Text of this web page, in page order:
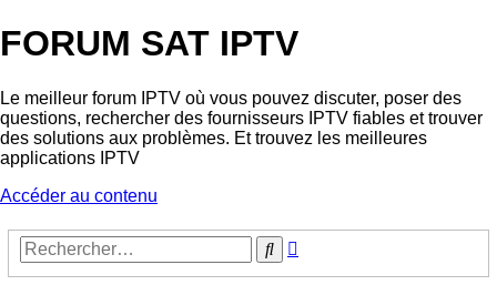
FORUM SAT IPTV
Le meilleur forum IPTV où vous pouvez discuter, poser des
questions, rechercher des fournisseurs IPTV fiables et trouver
des solutions aux problèmes. Et trouvez les meilleures
applications IPTV
Accéder au contenu
Rechercher